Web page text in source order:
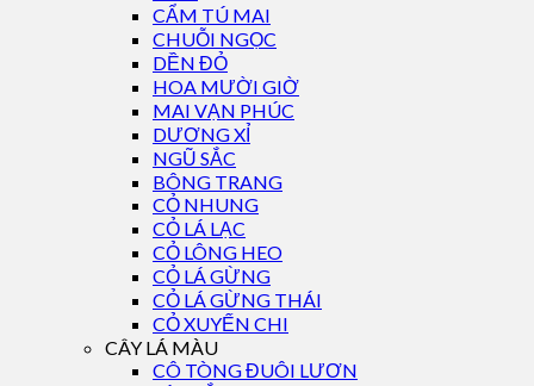
CẨM TÚ MAI
CHUỖI NGỌC
DỀN ĐỎ
HOA MƯỜI GIỜ
MAI VẠN PHÚC
DƯƠNG XỈ
NGŨ SẮC
BÔNG TRANG
CỎ NHUNG
CỎ LÁ LẠC
CỎ LÔNG HEO
CỎ LÁ GỪNG
CỎ LÁ GỪNG THÁI
CỎ XUYẾN CHI
CÂY LÁ MÀU
CÔ TÒNG ĐUÔI LƯƠN